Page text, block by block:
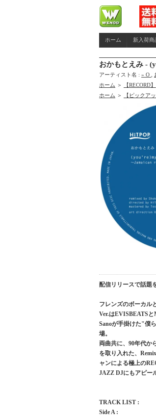
ホーム 新入荷商
おかもとえみ -
アーティスト名 : » O
ホーム ＞
【RECORD】
ホーム ＞ 【ピックア
配信リリースで話題
フレンズのボーカル
Ver.はEVISBEATS
Sanoが手掛けた"僕
場。
両曲共に、90年代か
を取り入れた、
ャンによる極上の
JAZZ DJにもアピー
TRACK LIST :
Side A :